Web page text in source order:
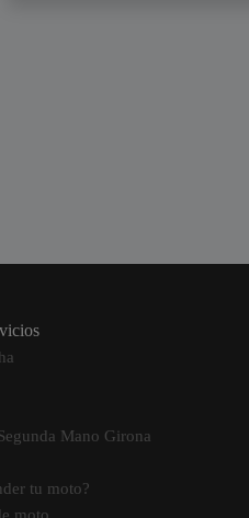
Mano Girona
tu moto?
moto